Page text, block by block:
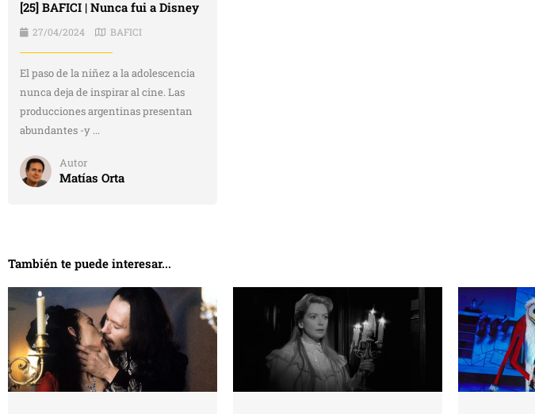
[25] BAFICI | Nunca fui a Disney
27/04/2024 BAFICI
El paso de la niñez a la adolescencia
nunca deja de inspirar al cine. Las
producciones argentinas presentan
abundantes -y ...
Autor
Matías Orta
También te puede interesar...